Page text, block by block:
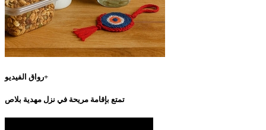
رواق الفيديو+
تمتع بإقامة مريحة في نزل مهدية بلاص